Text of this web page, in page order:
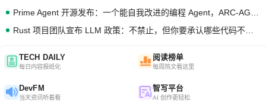
TECH DAILY
每日内容报纸化
阅读榜单
每周热文看这里
DevFM
当天资讯听着看
智写平台
AI 创作更轻松